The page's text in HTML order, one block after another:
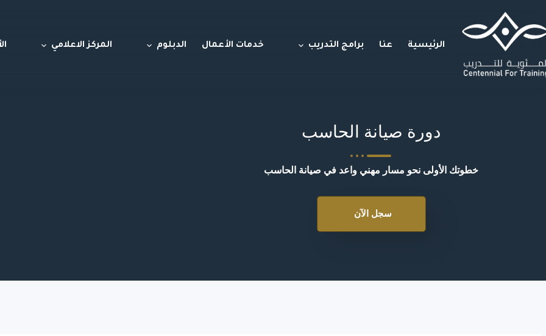
الرئيسية عنا برامج التدريب خدمات الأعمال الدبلوم المركز الاعلامي
دورة صيانة الحاسب
خطوتك الأولى نحو مسار مهني واعد في صيانة الحاسب
سجل الآن